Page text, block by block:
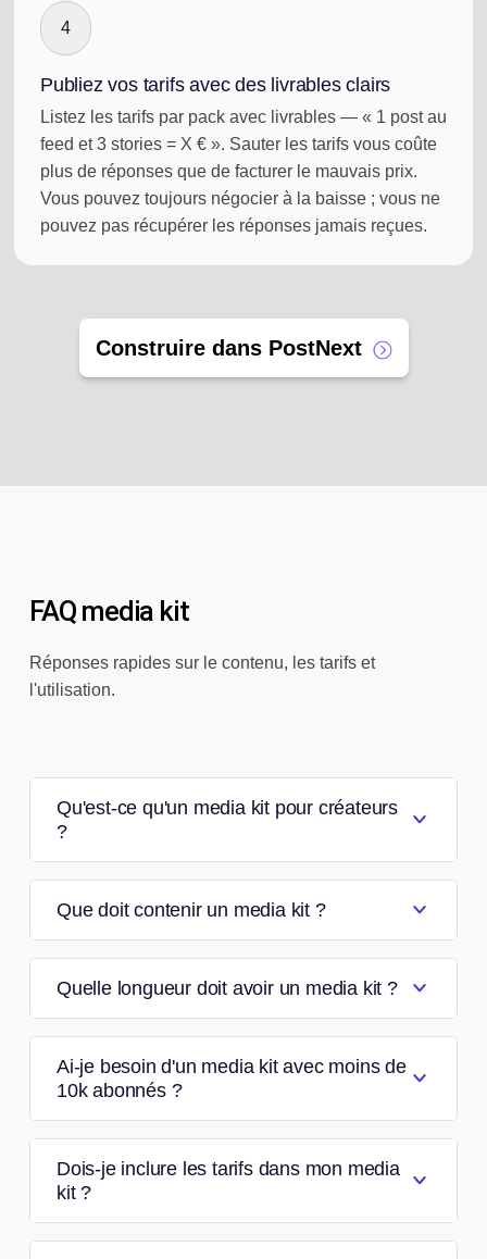
4
Publiez vos tarifs avec des livrables clairs
Listez les tarifs par pack avec livrables — « 1 post au
feed et 3 stories = X € ». Sauter les tarifs vous coûte
plus de réponses que de facturer le mauvais prix.
Vous pouvez toujours négocier à la baisse ; vous ne
pouvez pas récupérer les réponses jamais reçues.
Construire dans PostNext
FAQ media kit
Réponses rapides sur le contenu, les tarifs et
l'utilisation.
Qu'est-ce qu'un media kit pour créateurs
?
Que doit contenir un media kit ?
Quelle longueur doit avoir un media kit ?
Ai-je besoin d'un media kit avec moins de
10k abonnés ?
Dois-je inclure les tarifs dans mon media
kit ?